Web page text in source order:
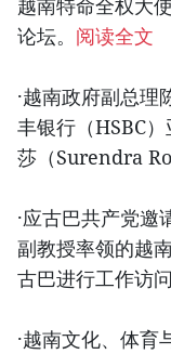
越南特命全权大
论坛。 阅读全文
·越南政府副总理
丰银行（HSBC
莎（Surendra
·应古巴共产党
副教授率领的越
古巴进行工作访问
·越南文化、体育